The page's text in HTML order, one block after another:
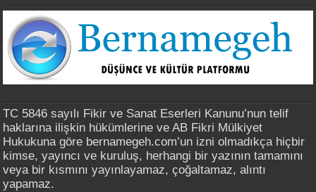
TC 5846 sayılı Fikir ve Sanat Eserleri Kanunu’nun telif
haklarına ilişkin hükümlerine ve AB Fikri Mülkiyet
Hukukuna göre bernamegeh.com’un izni olmadıkça hiçbir
kimse, yayıncı ve kuruluş, herhangi bir yazının tamamını
veya bir kısmını yayınlayamaz, çoğaltamaz, alıntı
yapamaz.